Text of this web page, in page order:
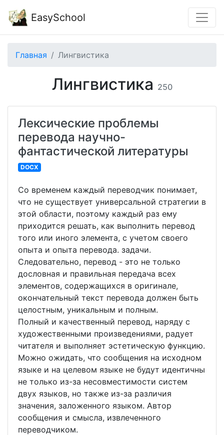
EasySchool
Главная Лингвистика
Лингвистика 250
Лексические проблемы
перевода научно-
фантастической литературы
DOCX
Со временем каждый переводчик понимает,
что не существует универсальной стратегии в
этой области, поэтому каждый раз ему
приходится решать, как выполнить перевод
того или иного элемента, с учетом своего
опыта и опыта перевода. задачи.
Следовательно, перевод - это не только
дословная и правильная передача всех
элементов, содержащихся в оригинале,
окончательный текст перевода должен быть
целостным, уникальным и полным.
Полный и качественный перевод, наряду с
художественными произведениями, радует
читателя и выполняет эстетическую функцию.
Можно ожидать, что сообщения на исходном
языке и на целевом языке не будут идентичны
не только из-за несовместимости систем
двух языков, но также из-за различия
значения, заложенного языком. Автор
сообщения и смысла, извлеченного
переводчиком.